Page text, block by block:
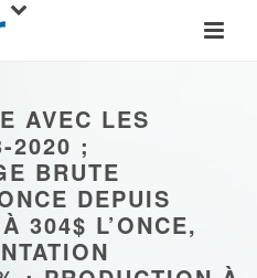
AVEC LES
2020 ;
BRUTE
DEPUIS
304$ L’ONCE,